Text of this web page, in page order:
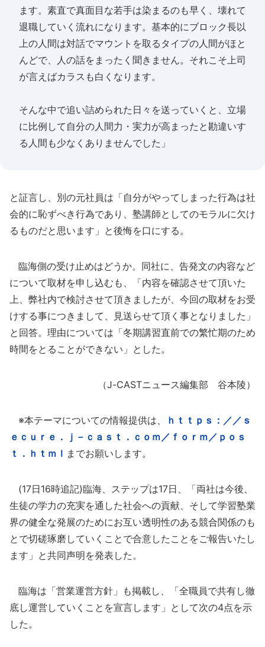
ます。素直で真面目な若手は染まるのも早く、壊れて
退職していく流れになります。基本的にブロック長以
上の人間は対話でマウントを取るタイプの人間がほと
んどで、人の話をまったく聞きません。それこそ上司
が言えばカラスも白くなります。
そんな中で追い詰められた日々を送っていくと、立場
に比例して自分の人間力・実力が高まったと勘違いす
る人間も少なくありませんでした」
と証言し、別の元社員は「自分がやってしまった行為は社
会的に恥ずべき行為であり、塾講師としてのモラルに欠け
るものだと思います」と後悔を口にする。
臨海側の受け止めはどうか。同社に、告発文の内容など
について取材を申し込むも、「内容を確認させて頂いた
上、弊社内で検討させて頂きましたが、今回の取材をお受
けする事につきまして、見送らせて頂く事となりました」
と回答。理由については「冬期講習直前での繁忙期のため
時間をとることができない」とした。
（J-CASTニュース編集部 谷本陵）
※本テーマについての情報提供は、
ｈｔｔｐｓ：／／ｓ
ｅｃｕｒｅ．ｊ－ｃａｓｔ．ｃｏｍ／ｆｏｒｍ／ｐｏｓ
ｔ．ｈｔｍｌ までお願いします。
(17日16時追記)臨海、ステップは17日、「両社は今後、
生徒の学力の充実を通した社会への貢献、そして学習塾業
界の健全な発展のためにお互い透明性のある競合関係のも
とで切磋琢磨していくことで合意したことをご報告いたし
ます」と共同声明を発表した。
臨海は「営業運営方針」も掲載し、「全職員で共有し徹
底し運営していくことを宣言します」として次の4点を示
した。